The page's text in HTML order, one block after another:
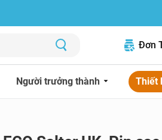
Đơn
Người trưởng thành Thiết